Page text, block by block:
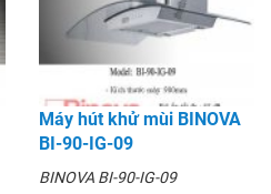
Máy hút khử mùi BINOVA
BI-90-IG-09
BINOVA BI-90-IG-09